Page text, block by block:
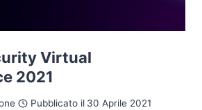
Virtual
2021
Pubblicato il 30 Aprile 2021